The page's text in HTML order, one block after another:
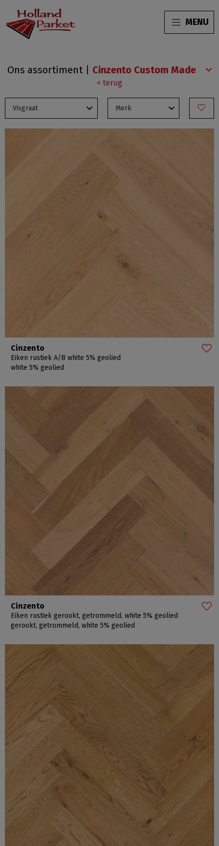
MENU
Visgraat
Ons assortiment
< terug
Cinzento
Eiken rustiek A/B white 5% geolied
white 5% geolied
Cinzento
Eiken rustiek gerookt, getrommeld, white 5% geolied
gerookt, getrommeld, white 5% geolied